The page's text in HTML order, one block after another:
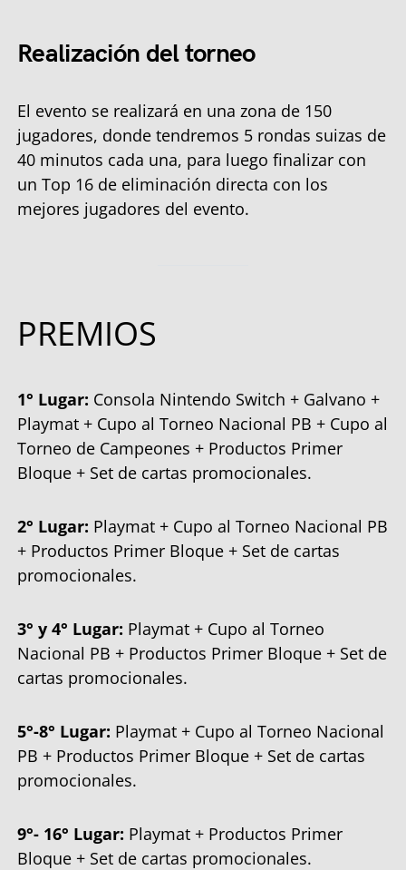
Realización del torneo
El evento se realizará en una zona de 150
jugadores, donde tendremos 5 rondas suizas de
40 minutos cada una, para luego finalizar con
un Top 16 de eliminación directa con los
mejores jugadores del evento.
PREMIOS
1° Lugar: Consola Nintendo Switch + Galvano +
Playmat + Cupo al Torneo Nacional PB + Cupo al
Torneo de Campeones + Productos Primer
Bloque + Set de cartas promocionales.
2° Lugar: Playmat + Cupo al Torneo Nacional PB
+ Productos Primer Bloque + Set de cartas
promocionales.
3° y 4° Lugar: Playmat + Cupo al Torneo
Nacional PB + Productos Primer Bloque + Set de
cartas promocionales.
5°-8° Lugar: Playmat + Cupo al Torneo Nacional
PB + Productos Primer Bloque + Set de cartas
promocionales.
9°- 16° Lugar: Playmat + Productos Primer
Bloque + Set de cartas promocionales.